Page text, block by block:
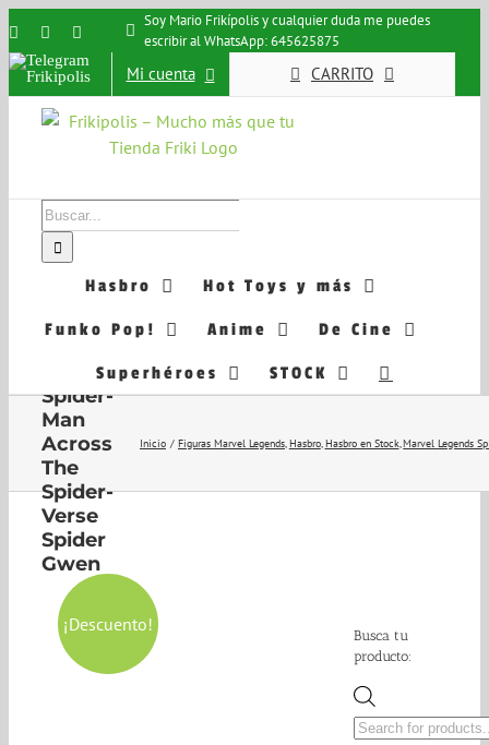
Saltar
al
contenido
InstagramFacebook
Telegram
Frikipolis
Soy Mario Frikípolis y cualquier duda me puedes
escribir al WhatsApp: 645625875
Mi cuenta CARRITO
Buscar:
Hasbro Hot Toys y más
Funko Pop! Anime De Cine
Superhéroes STOCK
Marvel
Series
Spider-
Man
Across
The
Spider-
Verse
Spider
Gwen
Inicio Figuras Marvel Legends Hasbro Hasbro en Stock Marvel Legends
¡Descuento!
Busca tu
producto:
de